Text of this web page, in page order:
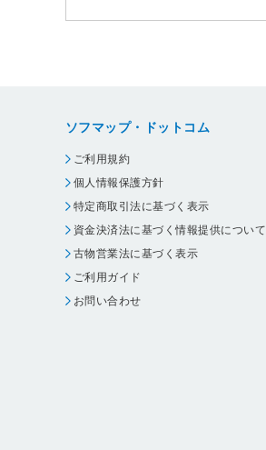
ソフマップ・ドットコム
ご利用規約
個人情報保護方針
特定商取引法に基づく表示
資金決済法に基づく情報提供について
古物営業法に基づく表示
ご利用ガイド
お問い合わせ